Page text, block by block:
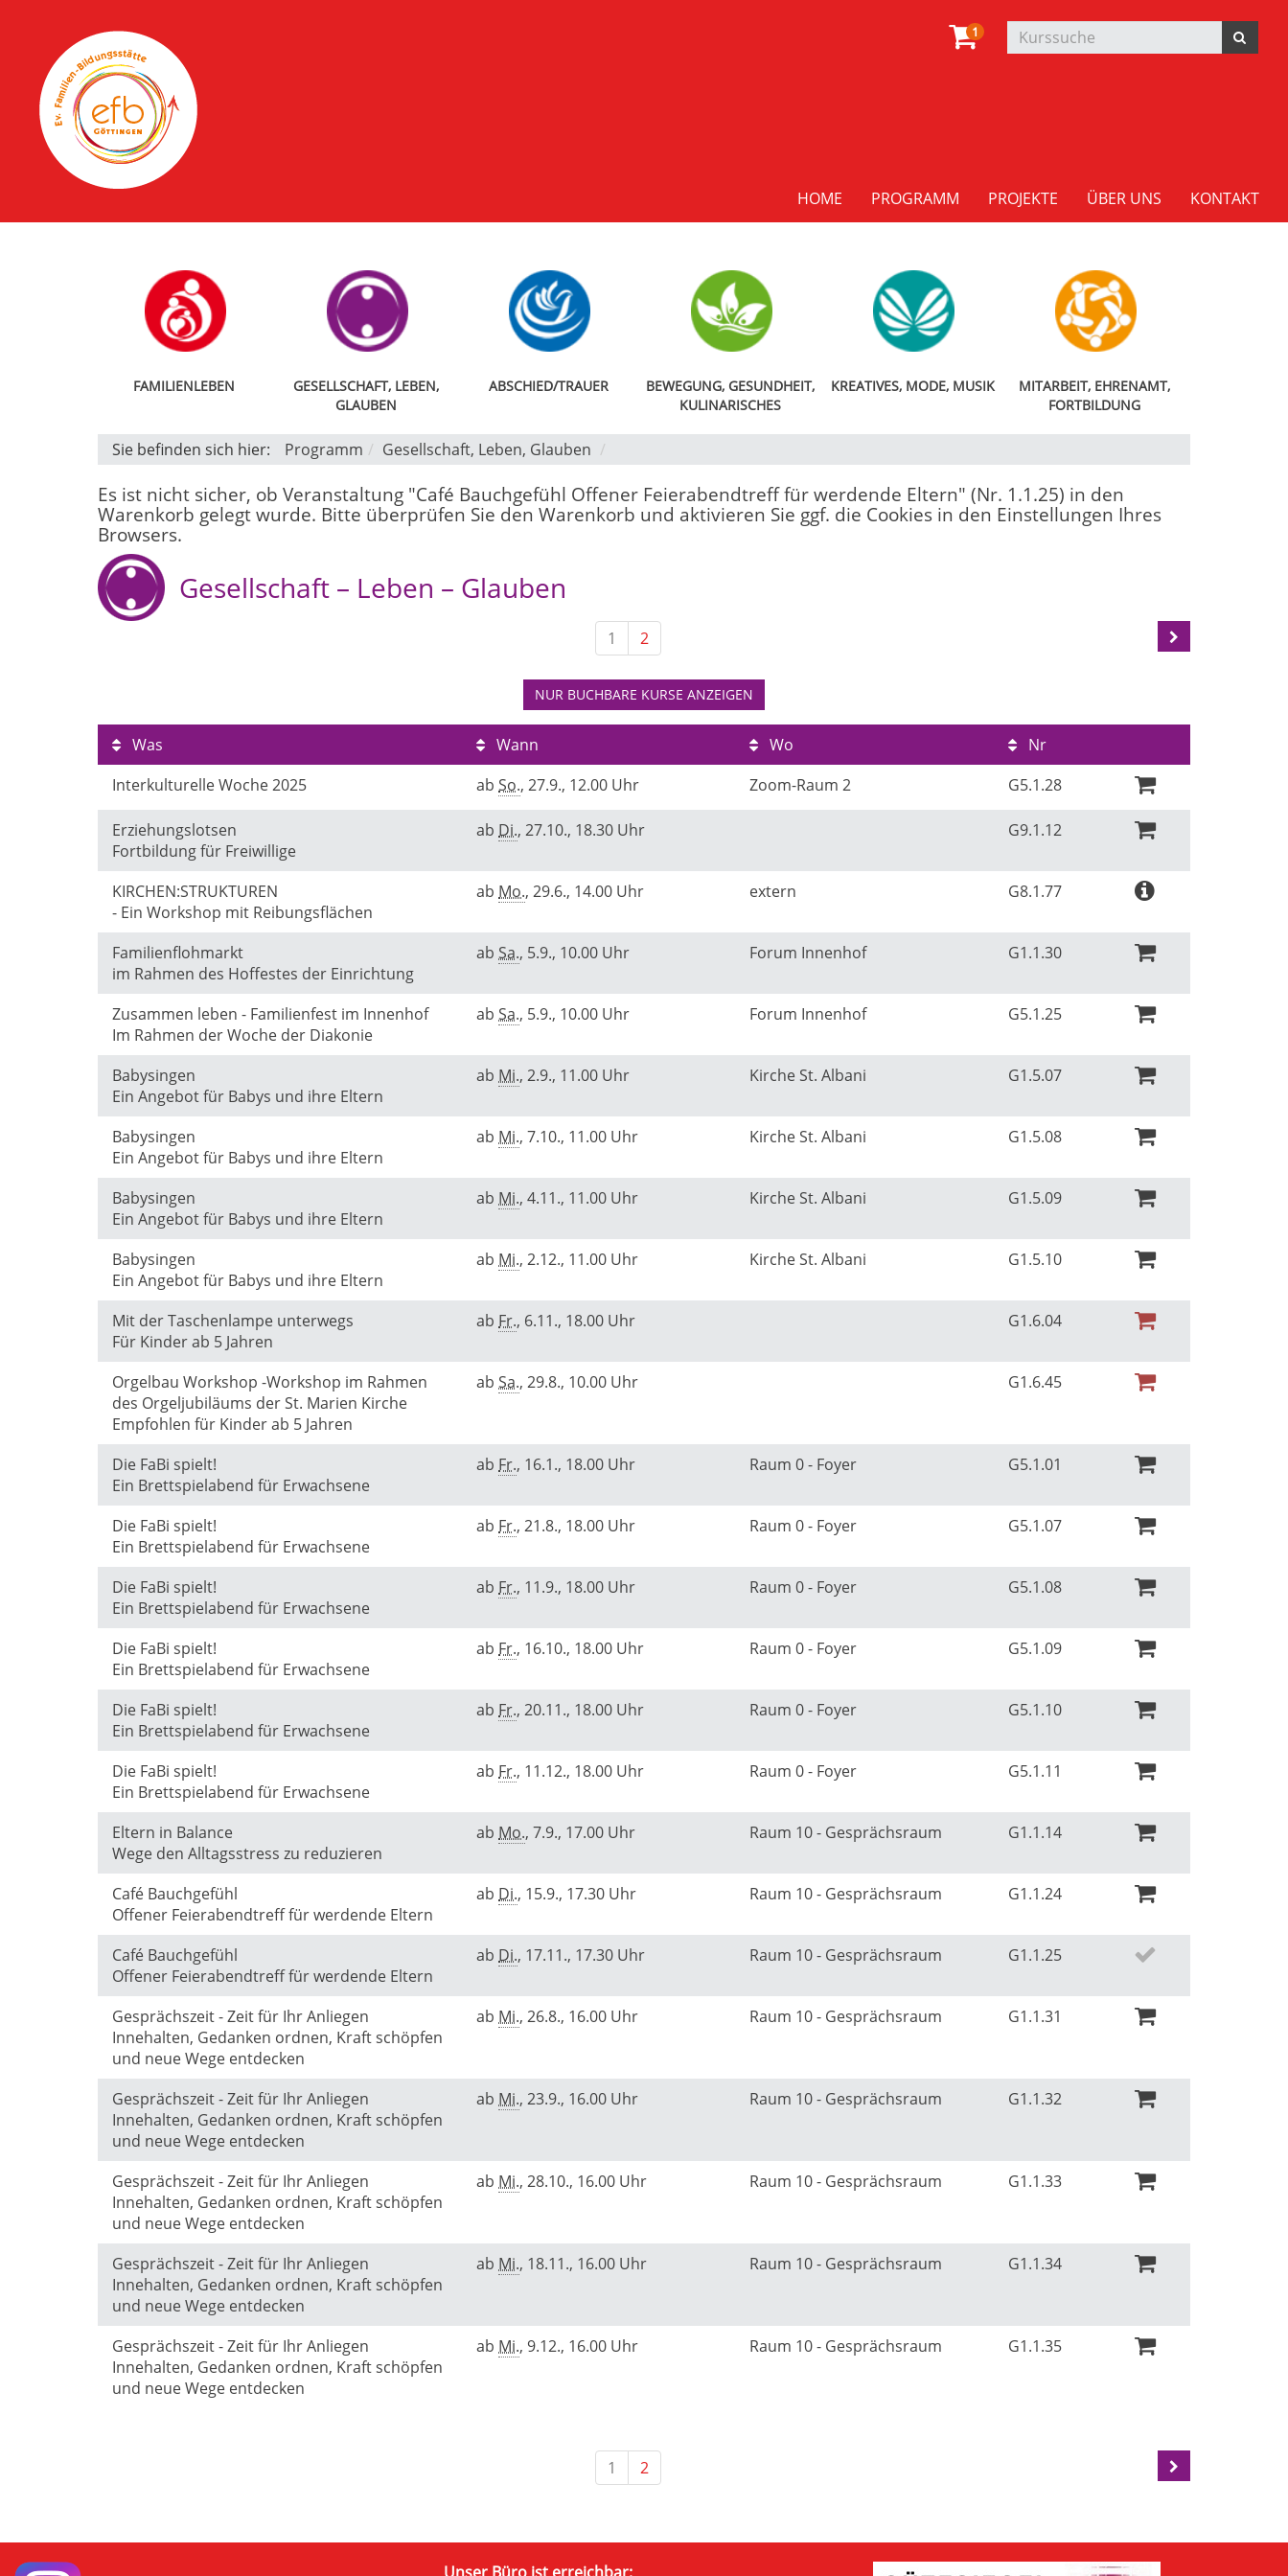
1
HOME PROGRAMM PROJEKTE ÜBER UNS KONTAKT
FAMILIENLEBEN
GESELLSCHAFT, LEBEN,
GLAUBEN
ABSCHIED/TRAUER
BEWEGUNG, GESUNDHEIT,
KULINARISCHES
KREATIVES, MODE, MUSIK
MITARBEIT, EHRENAMT,
FORTBILDUNG
Sie befinden sich hier: Programm Gesellschaft, Leben, Glauben
Es ist nicht sicher, ob Veranstaltung "Café Bauchgefühl Offener Feierabendtreff für werdende Eltern" (Nr. 1.1.25) in den
Warenkorb gelegt wurde. Bitte überprüfen Sie den Warenkorb und aktivieren Sie ggf. die Cookies in den Einstellungen Ihres
Browsers.
Gesellschaft – Leben – Glauben
1 2
NUR BUCHBARE KURSE ANZEIGEN
Was Wann Wo
Nr
Interkulturelle Woche 2025
ab So., 27.9., 12.00 Uhr Zoom-Raum 2 G5.1.28
Erziehungslotsen
Fortbildung für Freiwillige
ab Di., 27.10., 18.30 Uhr G9.1.12
KIRCHEN:STRUKTUREN
- Ein Workshop mit Reibungsflächen
ab Mo., 29.6., 14.00 Uhr extern G8.1.77
Familienflohmarkt
im Rahmen des Hoffestes der Einrichtung
ab Sa., 5.9., 10.00 Uhr Forum Innenhof G1.1.30
Zusammen leben - Familienfest im Innenhof
Im Rahmen der Woche der Diakonie
ab Sa., 5.9., 10.00 Uhr Forum Innenhof G5.1.25
Babysingen
Ein Angebot für Babys und ihre Eltern
ab Mi., 2.9., 11.00 Uhr Kirche St. Albani G1.5.07
Babysingen
Ein Angebot für Babys und ihre Eltern
ab Mi., 7.10., 11.00 Uhr Kirche St. Albani G1.5.08
Babysingen
Ein Angebot für Babys und ihre Eltern
ab Mi., 4.11., 11.00 Uhr Kirche St. Albani G1.5.09
Babysingen
Ein Angebot für Babys und ihre Eltern
ab Mi., 2.12., 11.00 Uhr Kirche St. Albani G1.5.10
Mit der Taschenlampe unterwegs
Für Kinder ab 5 Jahren
ab Fr., 6.11., 18.00 Uhr G1.6.04
Orgelbau Workshop -Workshop im Rahmen
des Orgeljubiläums der St. Marien Kirche
Empfohlen für Kinder ab 5 Jahren
ab Sa., 29.8., 10.00 Uhr G1.6.45
Die FaBi spielt!
Ein Brettspielabend für Erwachsene
ab Fr., 16.1., 18.00 Uhr Raum 0 - Foyer G5.1.01
Die FaBi spielt!
Ein Brettspielabend für Erwachsene
ab Fr., 21.8., 18.00 Uhr Raum 0 - Foyer G5.1.07
Die FaBi spielt!
Ein Brettspielabend für Erwachsene
ab Fr., 11.9., 18.00 Uhr Raum 0 - Foyer G5.1.08
Die FaBi spielt!
Ein Brettspielabend für Erwachsene
ab Fr., 16.10., 18.00 Uhr Raum 0 - Foyer G5.1.09
Die FaBi spielt!
Ein Brettspielabend für Erwachsene
ab Fr., 20.11., 18.00 Uhr Raum 0 - Foyer G5.1.10
Die FaBi spielt!
Ein Brettspielabend für Erwachsene
ab Fr., 11.12., 18.00 Uhr Raum 0 - Foyer G5.1.11
Eltern in Balance
Wege den Alltagsstress zu reduzieren
ab Mo., 7.9., 17.00 Uhr Raum 10 - Gesprächsraum G1.1.14
Café Bauchgefühl
Offener Feierabendtreff für werdende Eltern
ab Di., 15.9., 17.30 Uhr Raum 10 - Gesprächsraum G1.1.24
Café Bauchgefühl
Offener Feierabendtreff für werdende Eltern
ab Di., 17.11., 17.30 Uhr Raum 10 - Gesprächsraum G1.1.25
Gesprächszeit - Zeit für Ihr Anliegen
Innehalten, Gedanken ordnen, Kraft schöpfen
und neue Wege entdecken
ab Mi., 26.8., 16.00 Uhr Raum 10 - Gesprächsraum G1.1.31
Gesprächszeit - Zeit für Ihr Anliegen
Innehalten, Gedanken ordnen, Kraft schöpfen
und neue Wege entdecken
ab Mi., 23.9., 16.00 Uhr Raum 10 - Gesprächsraum G1.1.32
Gesprächszeit - Zeit für Ihr Anliegen
Innehalten, Gedanken ordnen, Kraft schöpfen
und neue Wege entdecken
ab Mi., 28.10., 16.00 Uhr Raum 10 - Gesprächsraum G1.1.33
Gesprächszeit - Zeit für Ihr Anliegen
Innehalten, Gedanken ordnen, Kraft schöpfen
und neue Wege entdecken
ab Mi., 18.11., 16.00 Uhr Raum 10 - Gesprächsraum G1.1.34
Gesprächszeit - Zeit für Ihr Anliegen
Innehalten, Gedanken ordnen, Kraft schöpfen
und neue Wege entdecken
ab Mi., 9.12., 16.00 Uhr Raum 10 - Gesprächsraum G1.1.35
1 2